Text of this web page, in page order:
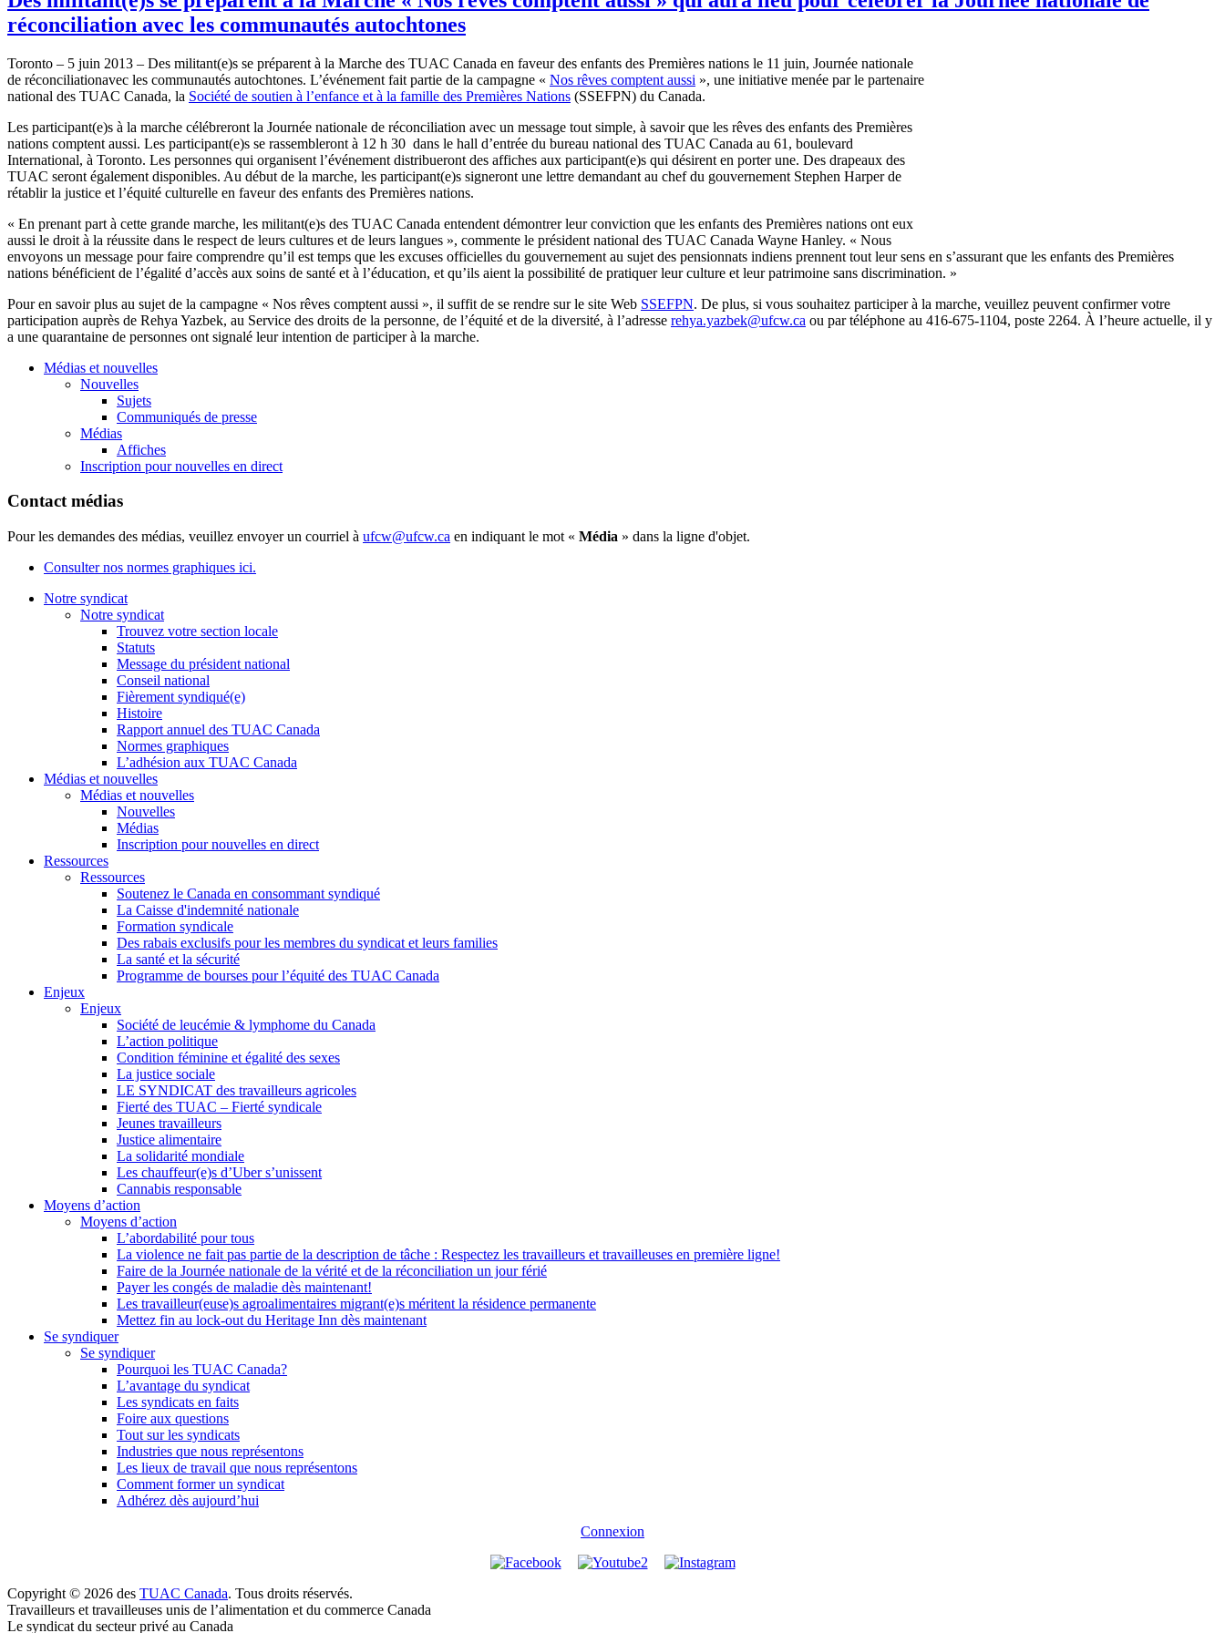
réconciliation avec les communautés autochtones
Toronto – 5 juin 2013 – Des militant(e)s se préparent à la Marche des TUAC Canada en faveurdes enfants des Premières nations le 11 juin, Journée nationale
de réconciliationavec les communautés autochtones. L’événement fait partie de la campagne « Nos rêves comptent aussi », une initiative menée par le partenaire
national des TUAC Canada, la Société de soutien à l’enfance et à la famille des Premières Nations (SSEFPN) du Canada.
Les participant(e)s à la marche célébreront la Journée nationale de réconciliation avec un message tout simple, à savoirque les rêves des enfants des Premières
nations comptent aussi. Les participant(e)s se rassembleront à 12 h 30 dans le hall d’entrée du bureau national des TUAC Canada au 61, boulevard
International, à Toronto. Les personnes qui organisent l’événement distribueront des affiches aux participant(e)s qui désirent en porterune. Des drapeaux des
TUAC seront également disponibles. Au début de la marche, les participant(e)s signeront une lettre demandant au chef du gouvernement Stephen Harper de
rétablirla justice et l’équité culturelle en faveurdes enfants des Premières nations.
« En prenant part à cette grande marche, les militant(e)s des TUAC Canada entendent démontrer leurconviction que les enfants des Premières nations ont eux
aussi le droit à la réussite dans le respect de leurs cultures et de leurs langues », commente le président national des TUAC Canada Wayne Hanley. « Nous
envoyons un message pour faire comprendre qu’il est temps que les excuses officielles du gouvernement au sujet des pensionnats indiens prennent tout leur sens en s’assurant que les enfants des Premières
nations bénéficient de l’égalité d’accès aux soins de santé et à l’éducation, et qu’ils aient la possibilité de pratiquer leurculture et leur patrimoine sans discrimination. »
Pour en savoir plus au sujet de la campagne « Nos rêves comptent aussi », il suffit de se rendre surle site Web SSEFPN. De plus, si vous souhaitez participer à la marche, veuillez peuvent confirmer votre
participation auprès de Rehya Yazbek, au Service des droits de la personne, de l’équité et de la diversité, à l’adresse rehya.yazbek@ufcw.ca ou partéléphone au 416-675-1104, poste 2264. À l’heure actuelle, il y
a une quarantaine de personnes ont signalé leurintention de participer à la marche.
Médias et nouvelles
Nouvelles
Sujets
Communiqués de presse
Médias
Affiches
Inscription pour nouvelles en direct
Contact médias
Pour les demandes des médias, veuillez envoyer un courriel à ufcw@ufcw.ca en indiquant le mot « Média » dans la ligne d'objet.
Consulter nos normes graphiques ici.
Notre syndicat
Notre syndicat
Trouvez votre section locale
Statuts
Message du président national
Conseil national
Fièrement syndiqué(e)
Histoire
Rapport annuel des TUAC Canada
Normes graphiques
L’adhésion aux TUAC Canada
Médias et nouvelles
Médias et nouvelles
Nouvelles
Médias
Inscription pour nouvelles en direct
Ressources
Ressources
Soutenez le Canada en consommant syndiqué
La Caisse d'indemnité nationale
Formation syndicale
Des rabais exclusifs pour les membres du syndicat et leurs families
La santé et la sécurité
Programme de bourses pour l’équité des TUAC Canada
Enjeux
Enjeux
Société de leucémie & lymphome du Canada
L’action politique
Condition féminine et égalité des sexes
La justice sociale
LE SYNDICAT des travailleurs agricoles
Fierté des TUAC – Fierté syndicale
Jeunes travailleurs
Justice alimentaire
La solidarité mondiale
Les chauffeur(e)s d’Uber s’unissent
Cannabis responsable
Moyens d’action
Moyens d’action
L’abordabilité pour tous
La violence ne fait pas partie de la description de tâche : Respectez les travailleurs et travailleuses en première ligne!
Faire de la Journée nationale de la vérité et de la réconciliation un jour férié
Payer les congés de maladie dès maintenant!
Les travailleur(euse)s agroalimentaires migrant(e)s méritent la résidence permanente
Mettez fin au lock-out du Heritage Inn dès maintenant
Se syndiquer
Se syndiquer
Pourquoi les TUAC Canada?
L’avantage du syndicat
Les syndicats en faits
Foire aux questions
Tout sur les syndicats
Industries que nous représentons
Les lieux de travail que nous représentons
Comment former un syndicat
Adhérez dès aujourd’hui
Connexion
Copyright © 2026 des TUAC Canada. Tous droits réservés.
Travailleurs et travailleuses unis de l’alimentation et du commerce Canada
Le syndicat du secteur privé au Canada